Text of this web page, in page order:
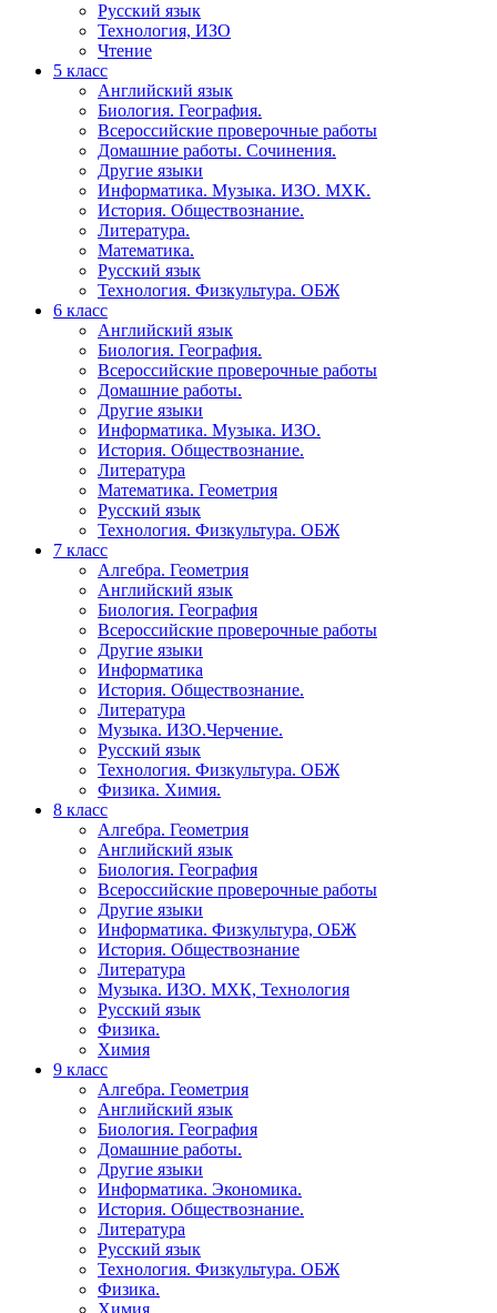
Русский язык
Технология, ИЗО
Чтение
5 класс
Английский язык
Биология. География.
Всероссийские проверочные работы
Домашние работы. Сочинения.
Другие языки
Информатика. Музыка. ИЗО. МХК.
История. Обществознание.
Литература.
Математика.
Русский язык
Технология. Физкультура. ОБЖ
6 класс
Английский язык
Биология. География.
Всероссийские проверочные работы
Домашние работы.
Другие языки
Информатика. Музыка. ИЗО.
История. Обществознание.
Литература
Математика. Геометрия
Русский язык
Технология. Физкультура. ОБЖ
7 класс
Алгебра. Геометрия
Английский язык
Биология. География
Всероссийские проверочные работы
Другие языки
Информатика
История. Обществознание.
Литература
Музыка. ИЗО.Черчение.
Русский язык
Технология. Физкультура. ОБЖ
Физика. Химия.
8 класс
Алгебра. Геометрия
Английский язык
Биология. География
Всероссийские проверочные работы
Другие языки
Информатика. Физкультура, ОБЖ
История. Обществознание
Литература
Музыка. ИЗО. МХК, Технология
Русский язык
Физика.
Химия
9 класс
Алгебра. Геометрия
Английский язык
Биология. География
Домашние работы.
Другие языки
Информатика. Экономика.
История. Обществознание.
Литература
Русский язык
Технология. Физкультура. ОБЖ
Физика.
Химия